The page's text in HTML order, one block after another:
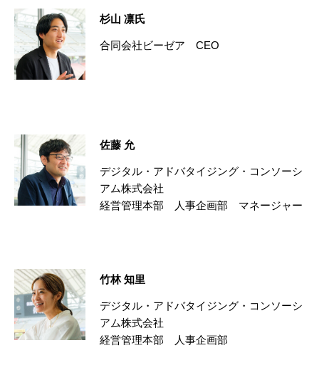
杉山 凛氏
合同会社ビーゼア CEO
佐藤 允
デジタル・アドバタイジング・コンソーシ
アム株式会社
経営管理本部 人事企画部 マネージャー
竹林 知里
デジタル・アドバタイジング・コンソーシ
アム株式会社
経営管理本部 人事企画部